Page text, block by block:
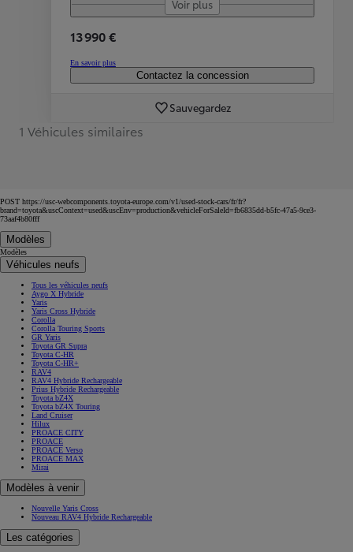
Voir plus
13 990 €
En savoir plus
Contactez la concession
Sauvegardez
1 Véhicules similaires
POST https://usc-webcomponents.toyota-europe.com/v1/used-stock-cars/fr/fr?
brand=toyota&uscContext=used&uscEnv=production&vehicleForSaleId=fb6835dd-b5fc-47a5-9ce3-
73aaf4b80fff
Modèles
Modèles
Véhicules neufs
Tous les véhicules neufs
Aygo X Hybride
Yaris
Yaris Cross Hybride
Corolla
Corolla Touring Sports
GR Yaris
Toyota GR Supra
Toyota C-HR
Toyota C-HR+
RAV4
RAV4 Hybride Rechargeable
Prius Hybride Rechargeable
Toyota bZ4X
Toyota bZ4X Touring
Land Cruiser
Hilux
PROACE CITY
PROACE
PROACE Verso
PROACE MAX
Mirai
Modèles à venir
Nouvelle Yaris Cross
Nouveau RAV4 Hybride Rechargeable
Les catégories